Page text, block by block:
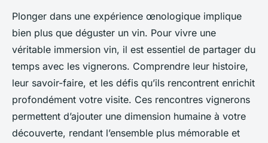
Plonger dans une expérience œnologique implique
bien plus que déguster un vin. Pour vivre une
véritable immersion vin, il est essentiel de partager du
temps avec les vignerons. Comprendre leur histoire,
leur savoir-faire, et les défis qu’ils rencontrent enrichit
profondément votre visite. Ces rencontres vignerons
permettent d’ajouter une dimension humaine à votre
découverte, rendant l’ensemble plus mémorable et